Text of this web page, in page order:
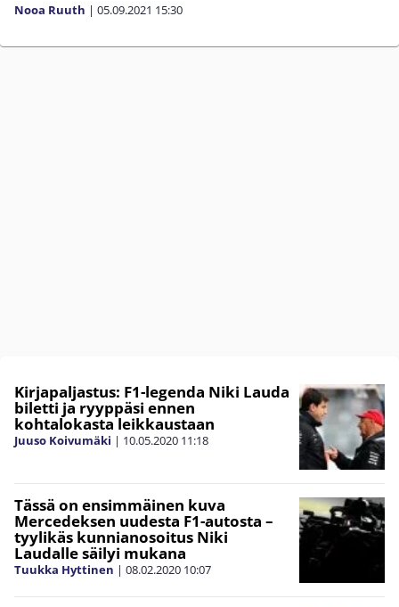
Nooa Ruuth | 05.09.2021 15:30
Kirjapaljastus: F1-legenda Niki Lauda
biletti ja ryyppäsi ennen
kohtalokasta leikkaustaan
Juuso Koivumäki | 10.05.2020 11:18
Tässä on ensimmäinen kuva
Mercedeksen uudesta F1-autosta –
tyylikäs kunnianosoitus Niki
Laudalle säilyi mukana
Tuukka Hyttinen | 08.02.2020 10:07